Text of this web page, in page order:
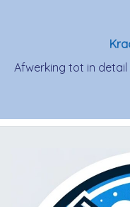
Afwerking tot in